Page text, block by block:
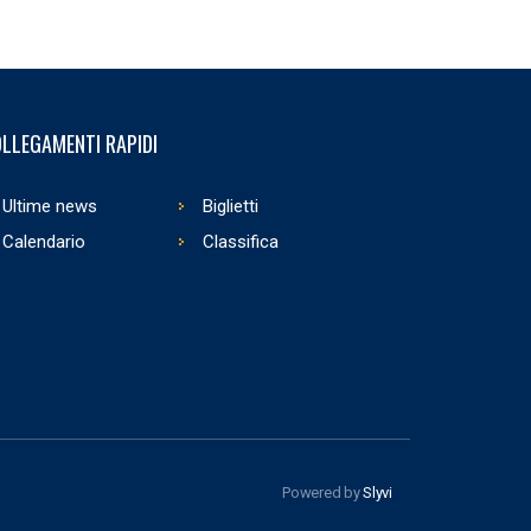
RAPIDI
Ultime news
Biglietti
Calendario
Classifica
Powered bySlyvi